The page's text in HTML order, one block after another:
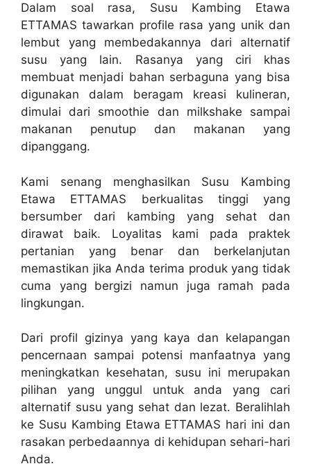
Dalam soal rasa, Susu Kambing Etawa
ETTAMAS tawarkan profile rasa yang unik dan
lembut yang membedakannya dari alternatif
susu yang lain. Rasanya yang ciri khas
membuat menjadi bahan serbaguna yang bisa
digunakan dalam beragam kreasi kulineran,
dimulai dari smoothie dan milkshake sampai
makanan penutup dan makanan yang
dipanggang.
Kami senang menghasilkan Susu Kambing
Etawa ETTAMAS berkualitas tinggi yang
bersumber dari kambing yang sehat dan
dirawat baik. Loyalitas kami pada praktek
pertanian yang benar dan berkelanjutan
memastikan jika Anda terima produk yang tidak
cuma yang bergizi namun juga ramah pada
lingkungan.
Dari profil gizinya yang kaya dan kelapangan
pencernaan sampai potensi manfaatnya yang
meningkatkan kesehatan, susu ini merupakan
pilihan yang unggul untuk anda yang cari
alternatif susu yang sehat dan lezat. Beralihlah
ke Susu Kambing Etawa ETTAMAS hari ini dan
rasakan perbedaannya di kehidupan sehari-hari
Anda.